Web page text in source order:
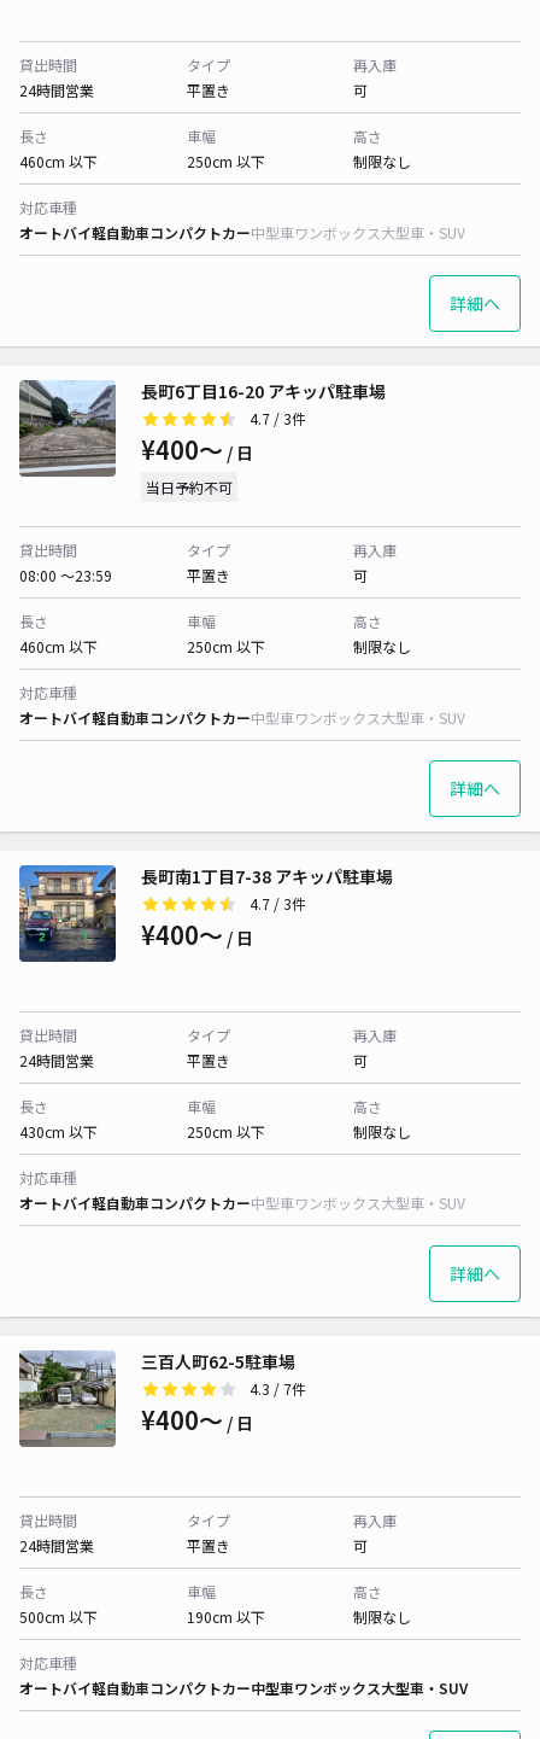
貸出時間
24時間営業
タイプ
平置き
再入庫
可
長さ
460cm 以下
車幅
250cm 以下
高さ
制限なし
対応車種
オートバイ軽自動車コンパクトカー中型車ワンボックス大型車・SUV
詳細へ
長町6丁目16-20 アキッパ駐車場
4.7 / 3件
¥400〜 / 日
当日予約不可
貸出時間
08:00 〜23:59
タイプ
平置き
再入庫
可
長さ
460cm 以下
車幅
250cm 以下
高さ
制限なし
対応車種
オートバイ軽自動車コンパクトカー中型車ワンボックス大型車・SUV
詳細へ
長町南1丁目7-38 アキッパ駐車場
4.7 / 3件
¥400〜 / 日
貸出時間
24時間営業
タイプ
平置き
再入庫
可
長さ
430cm 以下
車幅
250cm 以下
高さ
制限なし
対応車種
オートバイ軽自動車コンパクトカー中型車ワンボックス大型車・SUV
詳細へ
三百人町62-5駐車場
4.3 / 7件
¥400〜 / 日
貸出時間
24時間営業
タイプ
平置き
再入庫
可
長さ
500cm 以下
車幅
190cm 以下
高さ
制限なし
対応車種
オートバイ軽自動車コンパクトカー中型車ワンボックス大型車・SUV